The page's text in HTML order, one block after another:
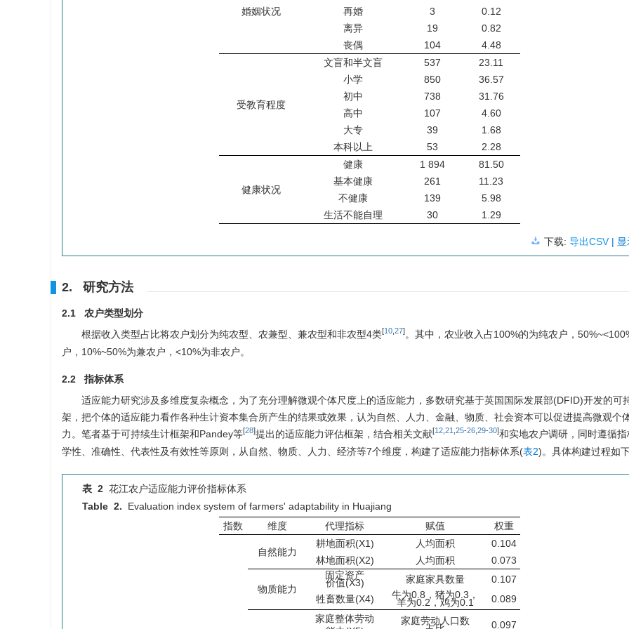
婚姻状况 再婚 3
0.12
离异
19
0.82
丧偶
104 4.48
受教育程度
文盲和半文盲 537
23.11
小学
850
36.57
初中
738
31.76
高中
107
4.60
大专
39
1.68
本科以上
53 2.28
健康状况
健康 1 894
81.50
基本健康
261
11.23
不健康
139
5.98
生活不能自理
30 1.29
下载: 导出CSV |
2. 研究方法
2.1 农户类型划分
根据收入类型占比将农户划分为纯农型、农兼型、兼农型和非农型4类[10 27] 。其中，农业收入占100%的为纯农户，
户，10%~50%为兼农户，<10%为非农户。
2.2 指标体系
适应能力研究涉及多维度复杂概念，为了充分理解微观个体尺度上的适应能力，多数研究基于英国国际发展部(DFID)开发的可
架，把个体的适应能力看作各种生计资本集合所产生的结果或效果，认为自然、人力、金融、物质、社会资本可以促进提高微观个
力。笔者基于可持续生计框架和Pandey等[28]提出的适应能力评估框架，结合相关文献[12 21 25-26 29-30]和实地农户调研，同时遵循
学性、准确性、代表性及有效性等原则，从自然、物质、人力、经济等7个维度，构建了适应能力指标体系(表2)。具体构建过程如
表 2 花江农户适应能力评价指标体系
Table 2.
Evaluation index system of farmers' adaptability in Huajiang
指数
维度 代理指标 赋值 权重
自然能力
耕地面积(X1) 人均面积
0.104
林地面积(X2)
人均面积 0.073
物质能力
固定资产
价值(X3) 家庭家具数量
0.107
牲畜数量(X4)
牛为0.8，猪为0.3，
羊为0.2，鸡为0.1
0.089
家庭整体劳动
家庭劳动人口数 0.097